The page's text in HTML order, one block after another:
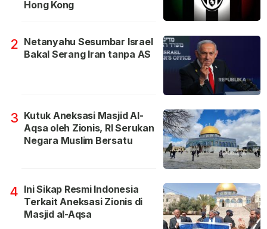
Hong Kong
2 Netanyahu Sesumbar Israel
Bakal Serang Iran tanpa AS
3 Kutuk Aneksasi Masjid Al-
Aqsa oleh Zionis, RI Serukan
Negara Muslim Bersatu
4 Ini Sikap Resmi Indonesia
Terkait Aneksasi Zionis di
Masjid al-Aqsa